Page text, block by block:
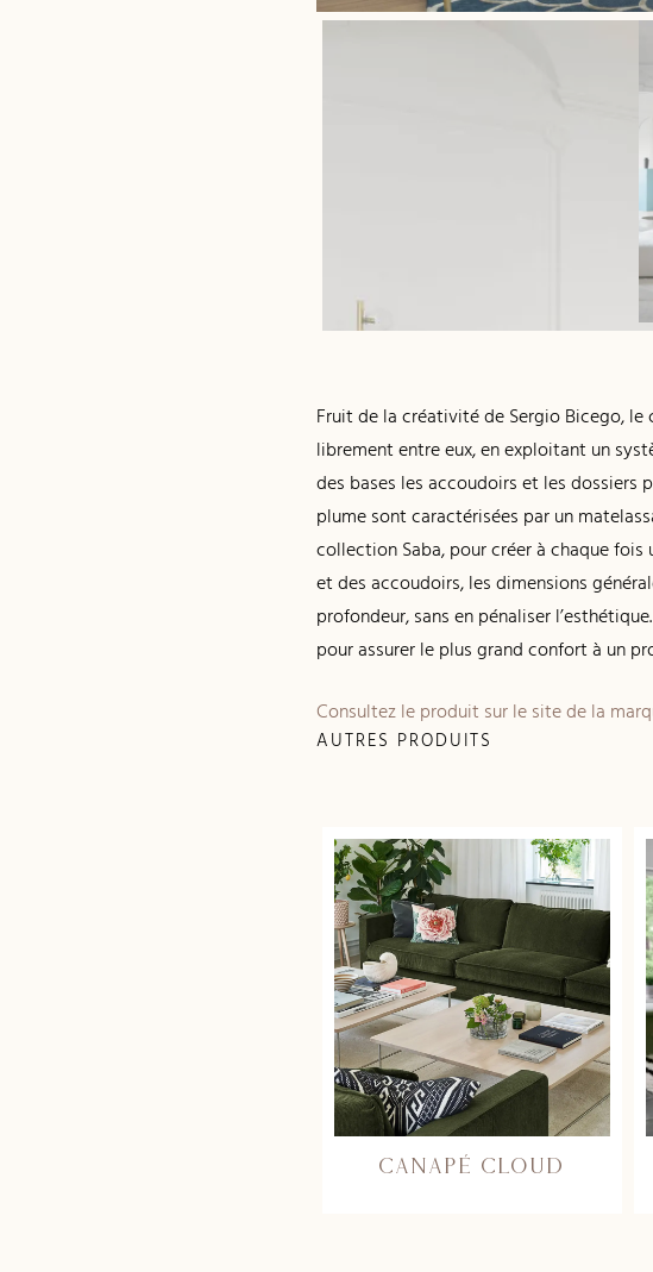
Fruit de la créativité de Sergio Bicego, le
librement entre eux, en exploitant un
des bases les accoudoirs et les dossiers
plume sont caractérisées par un
collection Saba, pour créer à chaque
et des accoudoirs, les dimensions
profondeur, sans en pénaliser
pour assurer le plus grand confort à un
Consultez le produit sur le site de la
AUTRES PRODUITS
CANAPÉ CLOUD